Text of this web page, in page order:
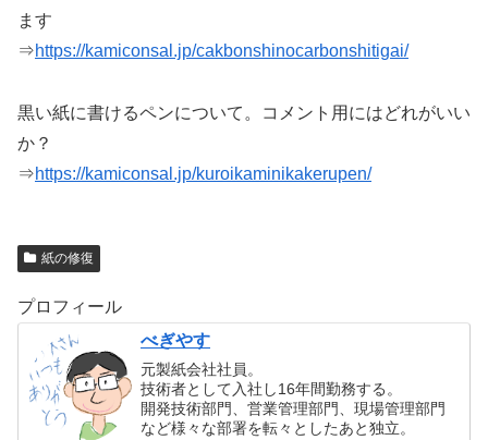
ます
⇒https://kamiconsal.jp/cakbonshinocarbonshitigai/
黒い紙に書けるペンについて。コメント用にはどれがいい
か？
⇒https://kamiconsal.jp/kuroikaminikakerupen/
紙の修復
プロフィール
べぎやす
元製紙会社社員。
技術者として入社し16年間勤務する。
開発技術部門、営業管理部門、現場管理部門
など様々な部署を転々としたあと独立。